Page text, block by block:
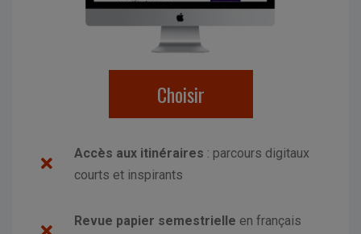
Choisir
Accès aux itinéraires : parcours digitaux
courts et inspirants
Revue papier semestrielle en français